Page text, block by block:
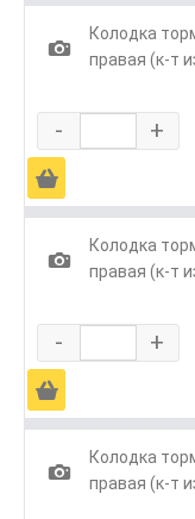
1
Колодка
правая (к-т
- +
Ä
1
Колодка
правая (к-т
- +
Ä
1
Колодка
правая (к-т